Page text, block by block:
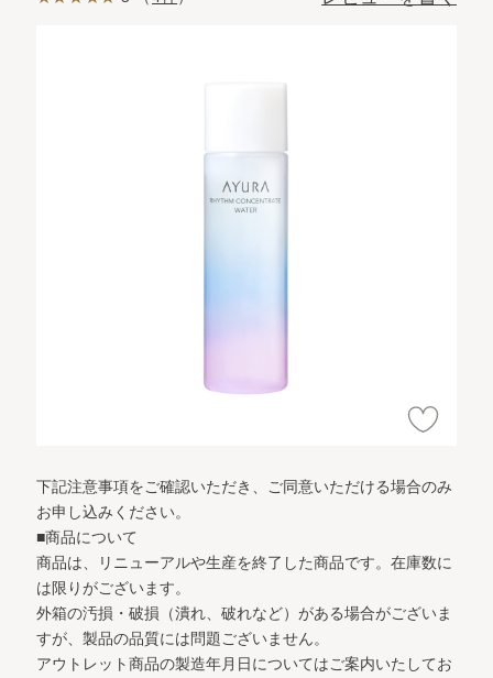
下記注意事項をご確認いただき、ご同意いただける場合のみ
お申し込みください。
■商品について
商品は、リニューアルや生産を終了した商品です。在庫数に
は限りがございます。
外箱の汚損・破損（潰れ、破れなど）がある場合がございま
すが、製品の品質には問題ございません。
アウトレット商品の製造年月日についてはご案内いたしてお